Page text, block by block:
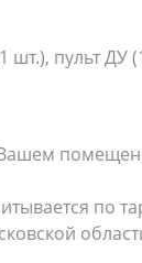
шт.), пульт ДУ
по